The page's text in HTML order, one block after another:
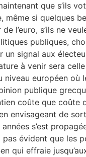
que s’ils
si quelques
l’euro, s’ils ne
publiques,
signal aux
à venir sera
européen
publique
coûte que coûte
envisageant de
s’est
évident que
qui effraie